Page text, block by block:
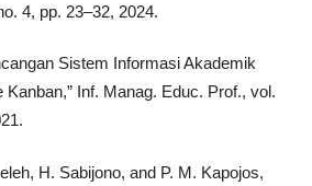
4, pp. 23–32, 2024.
Sistem Informasi Akademik
Inf. Manag. Educ. Prof., vol.
H. Sabijono, and P. M. Kapojos,